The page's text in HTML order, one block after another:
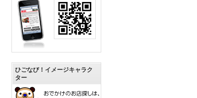
ひごなび！イメージキャラク
ター